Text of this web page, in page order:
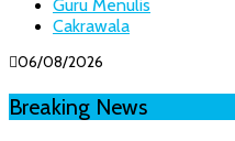
Guru Menulis
Cakrawala
06/08/2026
Breaking News